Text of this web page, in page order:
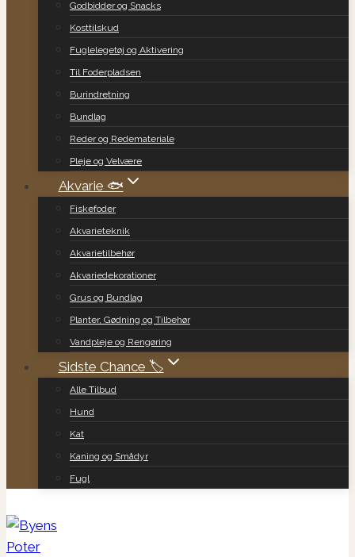
Godbidder og Snacks
Kosttilskud
Fuglelegetøj og Aktivering
Til Foderpladsen
Burindretning
Bundlag
Reder og Redemateriale
Pleje og Velvære
Akvarie 🐟
Fiskefoder
Akvarieteknik
Akvarietilbehør
Akvariedekorationer
Grus og Bundlag
Planter, Gødning og Tilbehør
Vandpleje og Rengøring
Sidste Chance 🏷️
Alle Tilbud
Hund
Kat
Kaning og Smådyr
Fugl